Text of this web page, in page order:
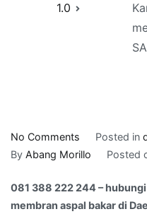
1.0
No Comments
081
222
244
Posted in
By Abang Morillo Posted
081 388 222 244 –
membran aspal bakar di